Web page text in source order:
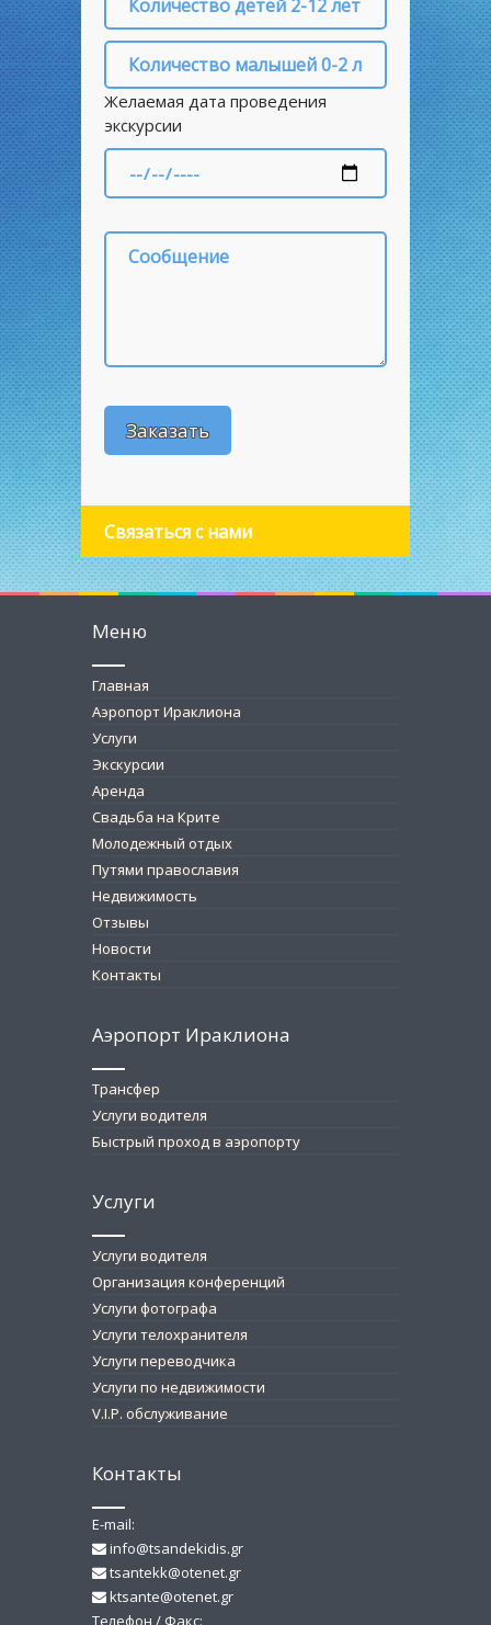
Желаемая дата проведения
экскурсии
Связаться с нами
Меню
Главная
Аэропорт Ираклиона
Услуги
Экскурсии
Аренда
Свадьба на Крите
Молодежный отдых
Путями православия
Недвижимость
Отзывы
Новости
Контакты
Аэропорт Ираклиона
Трансфер
Услуги водителя
Быстрый проход в аэропорту
Услуги
Услуги водителя
Организация конференций
Услуги фотографа
Услуги телохранителя
Услуги переводчика
Услуги по недвижимости
V.I.P. обслуживание
Контакты
E-mail:
info@tsandekidis.gr
tsantekk@otenet.gr
ktsante@otenet.gr
Телефон / Факс: